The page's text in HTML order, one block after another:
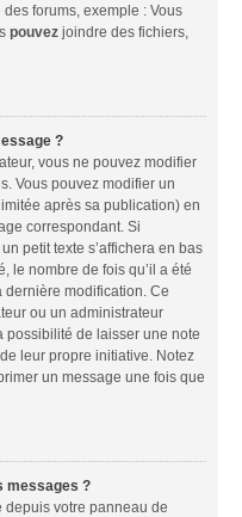
forums, exemple : Vous
pouvez joindre des fichiers,
?
vous ne pouvez modifier
Vous pouvez modifier un
après sa publication) en
correspondant. Si
petit texte s’affichera en bas
le nombre de fois qu’il a été
dernière modification. Ce
ou un administrateur
possibilité de laisser une note
leur propre initiative. Notez
un message une fois que
messages ?
depuis votre panneau de